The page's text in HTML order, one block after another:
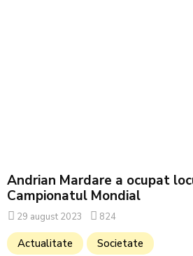
Andrian Mardare a ocupat
Campionatul Mondial
29 august 2023 824
Actualitate Societate